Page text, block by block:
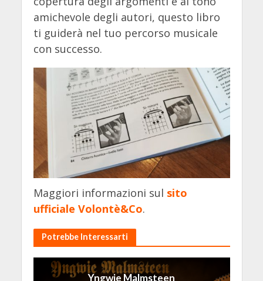
amichevole degli autori, questo libro
ti guiderà nel tuo percorso musicale
con successo.
Maggiori informazioni sul sito
ufficiale Volontè&Co.
Potrebbe Interessarti
Yngwie Malmsteen